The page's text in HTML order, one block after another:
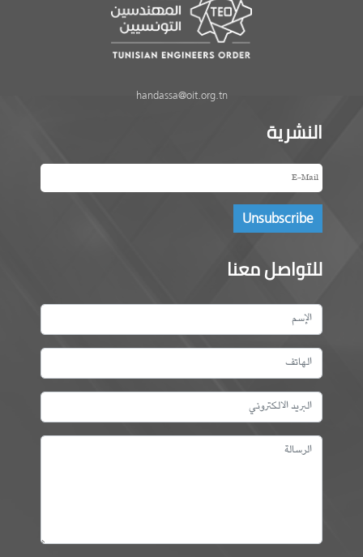
handassa@oit.org.tn
النشرية
للتواصل معنا